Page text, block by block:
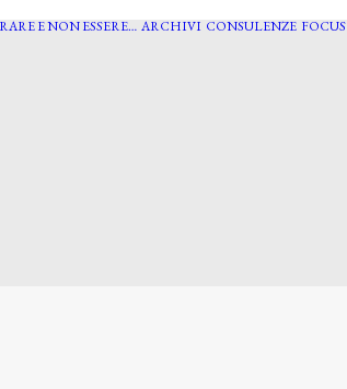
E NON ESSERE… ARCHIVI CONSULENZE FOCUS